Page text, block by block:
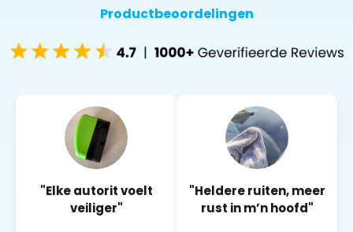
Productbeoordelingen
"Elke autorit voelt
veiliger"
"Heldere ruiten, meer
rust in m’n hoofd"